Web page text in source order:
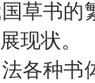
草书
现状。
各种书